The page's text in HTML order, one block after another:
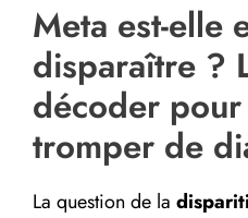
Meta est-elle
disparaître ?
décoder
tromper de
La question de la